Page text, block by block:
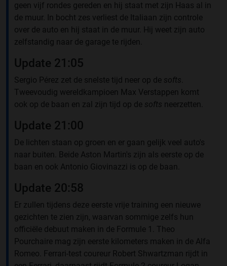
geen vijf rondes gereden en hij staat met zijn Haas al in
de muur. In bocht zes verliest de Italiaan zijn controle
over de auto en hij staat in de muur. Hij weet zijn auto
zelfstandig naar de garage te rijden.
Update 21:05
Sergio Pérez zet de snelste tijd neer op de softs
Tweevoudig wereldkampioen Max Verstappen komt
ook op de baan en zal zijn tijd op de softs neerzetten.
Update 21:00
De lichten staan op groen en er gaan gelijk veel auto's
naar buiten. Beide Aston Martin's zijn als eerste op de
baan en ook Antonio Giovinazzi is op de baan.
Update 20:58
Er zullen tijdens deze eerste vrije training een nieuwe
gezichten te zien zijn, waarvan sommige zelfs hun
officiële debuut maken in de Formule 1. Theo
Pourchaire mag zijn eerste kilometers maken in de Alfa
Romeo. Ferrari-test coureur Robert Shwartzman rijdt in